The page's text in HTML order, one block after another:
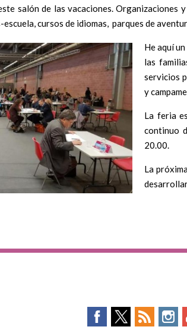
salón de las vacaciones. Organizaciones
cursos de idiomas, parques de
He aquí
las
servicios
y
La feria
continuo
20.00.
La